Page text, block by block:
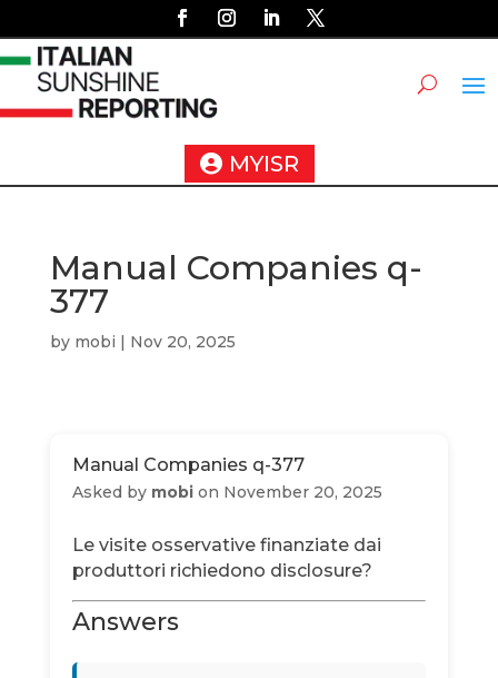
MYISR
Manual Companies q-
377
by mobi | Nov 20, 2025
Manual Companies q-377
Asked by mobion November 20, 2025
Le visite osservative finanziate dai
produttori richiedono disclosure?
Answers